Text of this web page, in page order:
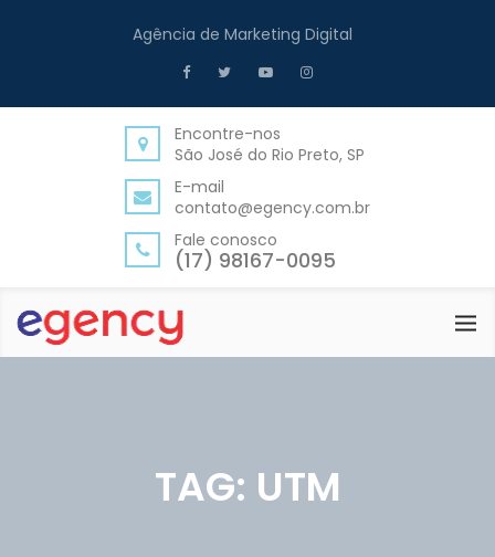
Agência de Marketing Digital
Encontre-nos
São José do Rio Preto, SP
E-mail
contato@egency.com.br
Fale conosco
(17) 98167-0095
TAG: UTM